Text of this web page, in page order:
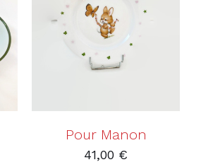
AJOUTER AU PANIER
DÉTAILS
Pour Manon
41,00 €